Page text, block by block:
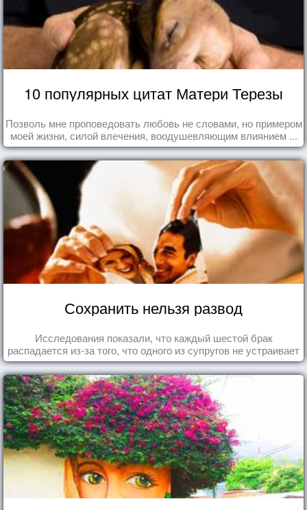
10 популярных цитат Матери Терезы
Позволь мне проповедовать любовь не словами, но примером
моей жизни, силой влечения, воодушевляющим влиянием ...
Сохранить нельзя развод
Исследования показали, что каждый шестой брак
распадается из-за того, что одного из супругов не устраивает
та роль, которая выпала ему в семье.